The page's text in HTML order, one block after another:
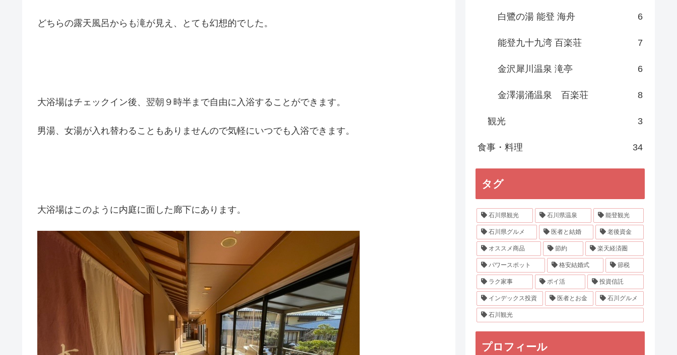
どちらの露天風呂からも滝が見え、とても幻想的でした。
大浴場はチェックイン後、翌朝９時半まで自由に入浴することができます。
男湯、女湯が入れ替わることもありませんので気軽にいつでも入浴できます。
大浴場はこのように内庭に面した廊下にあります。
白鷺の湯 能登 海舟 6
能登九十九湾 百楽荘 7
金沢犀川温泉 滝亭 6
金澤湯涌温泉 百楽荘 8
観光 3
食事・料理 34
タグ
石川県観光 石川県温泉 能登観光
石川県グルメ 医者と結婚 老後資金
オススメ商品 節約 楽天経済圏
パワースポット 格安結婚式 節税
ラク家事 ポイ活 投資信託
インデックス投資 医者とお金 石川グルメ
石川観光
プロフィール